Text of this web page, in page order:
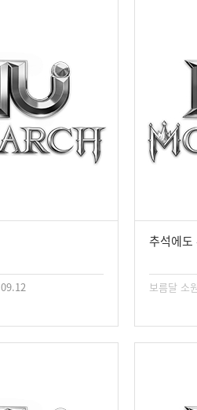
09.12
추석에도
보름달 소원